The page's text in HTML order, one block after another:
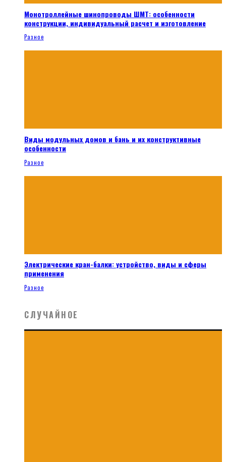
Монотроллейные шинопроводы ШМТ: особенности
конструкции, индивидуальный расчет и изготовление
Разное
Виды модульных домов и бань и их конструктивные
особенности
Разное
Электрические кран-балки: устройство, виды и сферы
применения
Разное
СЛУЧАЙНОЕ